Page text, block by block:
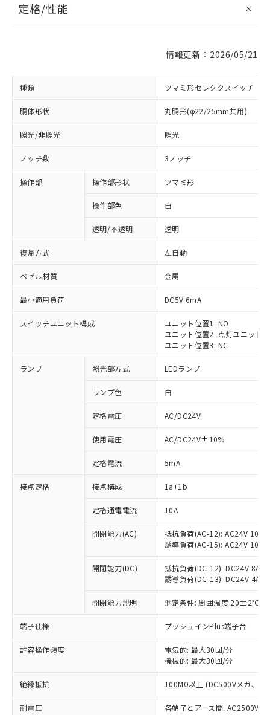
定格/性能
情報更新：2026/05/21
種類 ツマミ形セレクタスイッチ
胴体形状 丸胴形(φ22/25mm共用)
照光/非照光 照光
ノッチ数 3ノッチ
操作部 操作部形状 ツマミ形
操作部色 白
透明/不透明 透明
復帰方式 左自動
ベゼル材質 金属
最小適用負荷 DC5V 6mA
スイッチユニット構成
ユニット位置1: NO
ユニット位置2: 点灯ユニット
ユニット位置3: NC
ランプ 照光部方式 LEDランプ
ランプ色 白
定格電圧 AC/DC24V
使用電圧 AC/DC24V±10%
定格電流 5mA
接点定格 接点構成 1a+1b
定格通電電流 10A
開閉能力(AC)
抵抗負荷(AC-12): AC24V 10A/
誘導負荷(AC-15): AC24V
開閉能力(DC)
抵抗負荷(DC-12): DC24V 8A/
誘導負荷(DC-13): DC24V 4A/
開閉能力説明 測定条件: 周囲温度 20±2℃、
端子仕様 プッシュインPlus端子台
許容操作頻度
電気的: 最大30回/分
機械的: 最大30回/分
絶縁抵抗 100MΩ以上 (DC500Vメガ、点
耐電圧
各端子とアース間: AC2500V
ご利用条件
以下の条件をお読みいただき、同意のうえ
本サービスは、当社制御機器事業取扱
商品の当社在庫状況および標準価格
(税抜)を提供させていただくもので
当社制御機器事業取扱商品の中には、
本サービスの対象外となる商品もある
ことをご了承ください。
※1 対応状況
対応済み：EU RoHS指令（10物質）の
非含有に対応した製品が提供可能な商品で
対応予定：EU RoHS指令（10物質）の非含
有に対応した製品に切り替える予定のある
対応予定なし：EU RoHS指令（10物質）の
非含有に非対応の商品で、対応品を出す予
調査・確認中：EU RoHS指令（10物質）の
非含有の対応状況を調査中または確認中の
商品です。
非該当品：ライセンス料など無形物で、有
仕入先様の事情により、非含有部品として
いたものが、含有品と判明した場合などや
「○」：最大均質材料含有率が中国RoHSの
基準値以下であることを示します。
「×」：最大均質材料含有率が中国RoHSの
基準値を超えていることを示します。
当社は、これら貴社製品のうち、外国